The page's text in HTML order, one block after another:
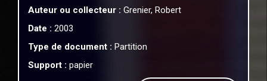
Auteur ou collecteur : Grenier, Robert
Date : 2003
Type de document : Partition
Support : papier